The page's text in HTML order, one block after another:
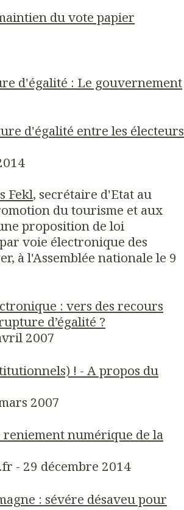
d'égalité : Le gouvernement
d'égalité entre les électeurs
Fekl, secrétaire d'Etat au
du tourisme et aux
proposition de loi
voie électronique des
à l'Assemblée nationale le 9
: vers des recours
d’égalité ?
2007
! - A propos du
2007
numérique de la
- 29 décembre 2014
: sévére désaveu pour